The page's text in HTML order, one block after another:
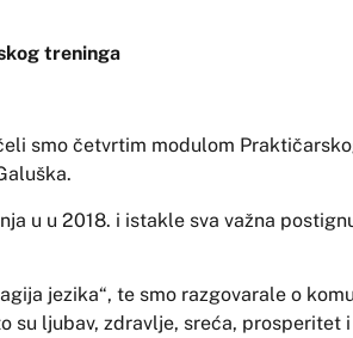
treninga
smo četvrtim modulom
u u 2018. i istakle sva važna
jezika“, te smo razgovarale o
su ljubav, zdravlje, sreća,